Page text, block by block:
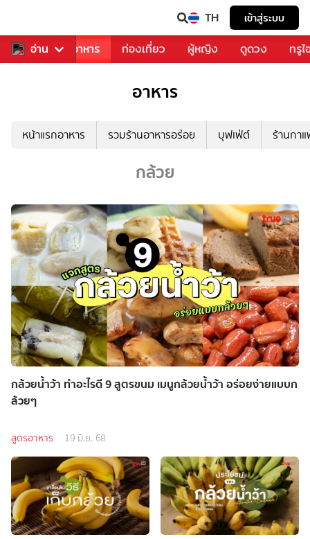
TH เข้าสู่ระบบ
อ่าน
การเพลง อาหาร ท่องเที่ยว ผู้หญิง ดูดวง ทรู
อาหาร
หน้าแรกอาหาร รวมร้านอาหารอร่อย บุฟเฟ่ต์ ร้านกา
กล้วย
กล้วยน้ำว้า ทำอะไรดี 9 สูตรขนม เมนูกล้วยน้ำว้า อร่อยง่ายแบบก
ล้วยๆ
สูตรอาหาร 19 มิ.ย. 68